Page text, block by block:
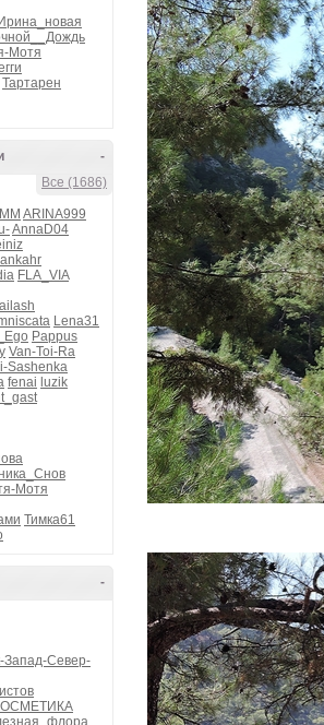
Ирина_новая
Мотя
Тартарен
-
Все (1686)
ARINA999
AnnaD04
FLA_VIA
Lena31
Pappus
Van-Toi-Ra
Sashenka
fenai luzik
Мотя
Тимка61
-
Запад-Север-